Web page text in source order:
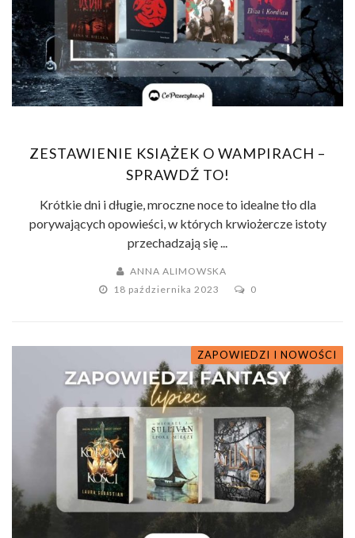
ZESTAWIENIE KSIĄŻEK O WAMPIRACH –
SPRAWDŹ TO!
Krótkie dni i długie, mroczne noce to idealne tło dla
porywających opowieści, w których krwiożercze istoty
przechadzają się ...
ANNA ALIMOWSKA
18 października 2023
0
ZAPOWIEDZI I NOWOŚCI